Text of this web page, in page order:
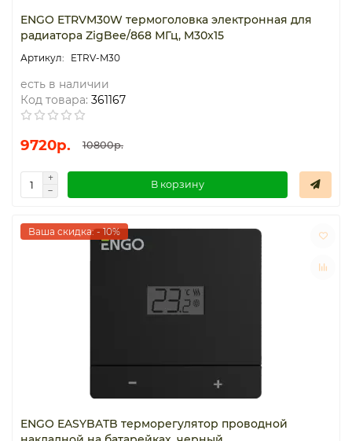
ENGO ETRVM30W термоголовка электронная для
радиатора ZigBee/868 МГц, M30x15
ETRV-M30
есть в наличии
Код товара: 361167
9720р. 10800р.
В корзину
Ваша скидка: - 10%
ENGO EASYBATB терморегулятор проводной